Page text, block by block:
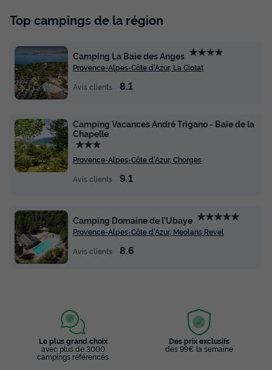
Top campings de la région
Camping La Baie des Anges ★★★★
Provence-Alpes-Côte d'Azur, La Ciotat
Avis clients
8.1
Camping Vacances André Trigano - Baie de la
Chapelle
★★★
Provence-Alpes-Côte d'Azur, Chorges
Avis clients
9.1
Camping Domaine de l'Ubaye ★★★★★
Provence-Alpes-Côte d'Azur, Meolans Revel
Avis clients
8.6
Le plus grand choix
avec plus de 3000
campings référencés
Des prix exclusifs
dès 99€ la semaine